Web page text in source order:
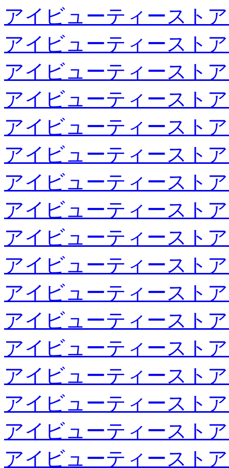
アイビューティースト
アイビューティースト
アイビューティースト
アイビューティースト
アイビューティースト
アイビューティースト
アイビューティースト
アイビューティースト
アイビューティースト
アイビューティースト
アイビューティースト
アイビューティースト
アイビューティースト
アイビューティースト
アイビューティースト
アイビューティースト
アイビューティースト